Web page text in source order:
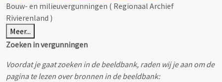
Bouw- en milieuvergunningen ( Regionaal Archief
Rivierenland )
Meer...
Zoeken in vergunningen
Voordat je gaat zoeken in de beeldbank, raden wij je aan om de
pagina te lezen over bronnen in de beeldbank: